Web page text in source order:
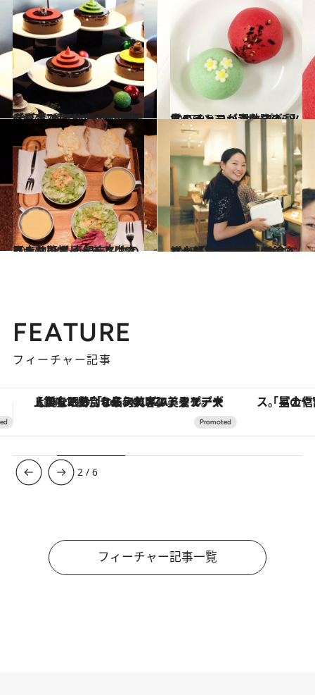
2017.10.22
「ブボ バルセロナ」の初クリスマス！ 大人の聖夜を彩る7種のケーキが登場
グルメ 2017.9.23
スペイン・バスク発の3ツ星レストラン オープン記念のチョコが素敵すぎる！
グルメ
2017.4.30
あまりのボリュームに森きみも驚愕 東銀座名物の巨大サンドイッチとは？
グルメ 2017.5.5
パン好きの森きみが銀座で大興奮！ 食パンの食べ比べができる専門店へ
グルメ
FEATURE
フィーチャー記事
「星のや富士」でデジタルデトックス。冨士信仰の歴史を辿り、心身を調える。
3 /6
フィーチャー記事一覧